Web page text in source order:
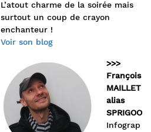
L’atout charme de la soirée mais
surtout un coup de crayon
enchanteur !
Voir son blog
>>>
François
MAILLET
alias
SPRIGOO
Infograp